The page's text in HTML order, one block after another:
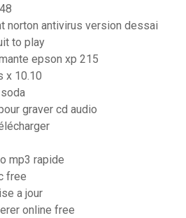
norton antivirus version dessai
to play
epson xp 215
x 10.10
graver cd audio
mp3 rapide
free
a jour
online free